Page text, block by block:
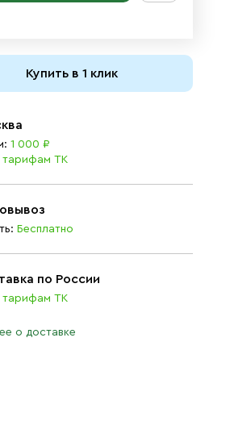
Купить в 1 клик
1 000 ₽
тарифам ТК
Бесплатно
по России
тарифам ТК
о доставке